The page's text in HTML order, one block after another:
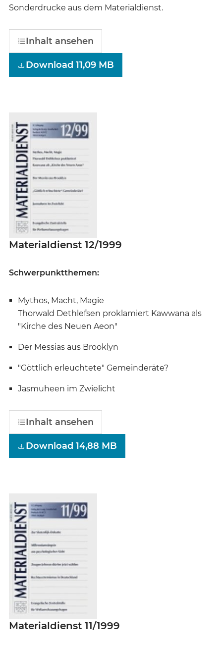
Sonderdrucke aus dem Materialdienst.
Inhalt ansehen
Download 11,09 MB
Materialdienst 12/1999
Schwerpunktthemen:
Mythos, Macht, Magie
Thorwald Dethlefsen proklamiert Kawwana als
"Kirche des Neuen Aeon"
Der Messias aus Brooklyn
"Göttlich erleuchtete" Gemeinderäte?
Jasmuheen im Zwielicht
Inhalt ansehen
Download 14,88 MB
Materialdienst 11/1999